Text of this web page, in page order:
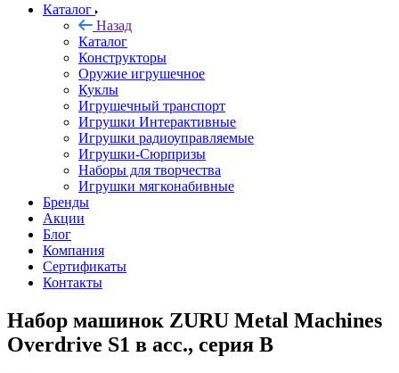
Каталог
Назад
Каталог
Конструкторы
Оружие игрушечное
Куклы
Игрушечный транспорт
Игрушки Интерактивные
Игрушки радиоуправляемые
Игрушки-Сюрпризы
Наборы для творчества
Игрушки мягконабивные
Бренды
Акции
Блог
Компания
Сертификаты
Контакты
Набор машинок ZURU Metal Machines
Overdrive S1 в асс., серия В